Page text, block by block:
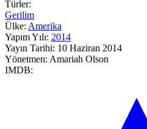
Türler:
Gerilim
Ülke: Amerika
Yapım Yılı: 2014
Yayın Tarihi: 10 Haziran 2014
Yönetmen: Amariah Olson
IMDB: